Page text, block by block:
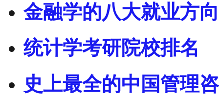
金融学的八大就业方
统计学考研院校排名
史上最全的中国管理